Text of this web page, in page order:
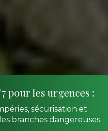
pour les urgences :
sécurisation et
branches dangereuses